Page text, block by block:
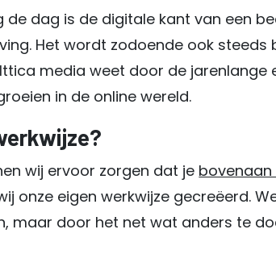
de dag is de digitale kant van een
Het wordt zodoende ook
media weet door de
in de online wereld.
wij ervoor zorgen dat je
onze eigen werkwijze gecreëerd.
maar door het net wat anders te